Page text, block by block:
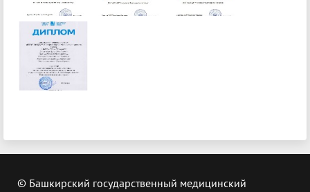
© Башкирский государственный медицинский